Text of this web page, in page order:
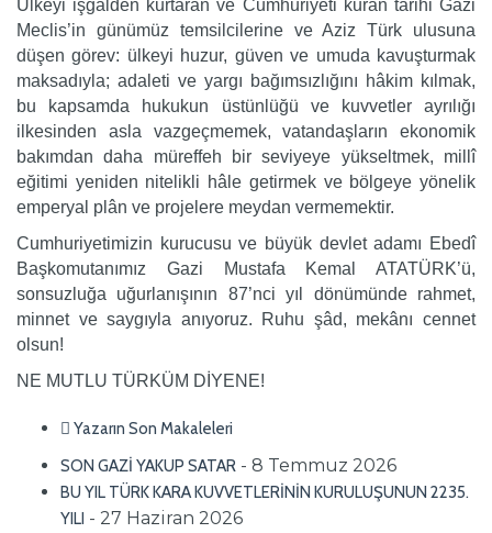
Ülkeyi işgalden kurtaran ve Cumhuriyeti kuran tarihi Gazi
Meclis’in günümüz temsilcilerine ve Aziz Türk ulusuna
düşen görev: ülkeyi huzur, güven ve umuda kavuşturmak
maksadıyla; adaleti ve yargı bağımsızlığını hâkim kılmak,
bu kapsamda hukukun üstünlüğü ve kuvvetler ayrılığı
ilkesinden asla vazgeçmemek, vatandaşların ekonomik
bakımdan daha müreffeh bir seviyeye yükseltmek, millî
eğitimi yeniden nitelikli hâle getirmek ve bölgeye yönelik
emperyal plân ve projelere meydan vermemektir.
Cumhuriyetimizin kurucusu ve büyük devlet adamı Ebedî
Başkomutanımız Gazi Mustafa Kemal ATATÜRK’ü,
sonsuzluğa uğurlanışının 87’nci yıl dönümünde rahmet,
minnet ve saygıyla anıyoruz. Ruhu şâd, mekânı cennet
olsun!
NE MUTLU TÜRKÜM DİYENE!
Yazarın Son Makaleleri
SON GAZİ YAKUP SATAR - 8 Temmuz 2026
BU YIL TÜRK KARA KUVVETLERİNİN KURULUŞUNUN 2235.
YILI - 27 Haziran 2026